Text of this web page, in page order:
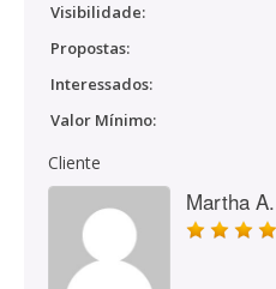
Visibilidade:
Propostas:
Interessados:
Valor Mínimo:
Cliente
Martha A.